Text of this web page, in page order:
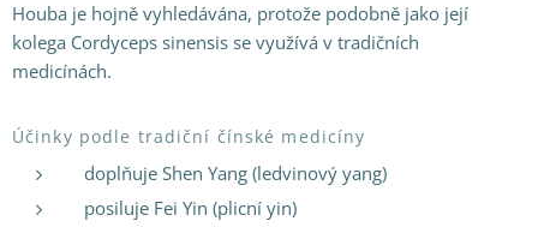
Houba je hojně vyhledávána, protože podobně jako její
kolega Cordyceps sinensis se využívá v tradičních
medicínách.
Účinky podle tradiční čínské medicíny
doplňuje Shen Yang (ledvinový yang)
posiluje Fei Yin (plicní yin)